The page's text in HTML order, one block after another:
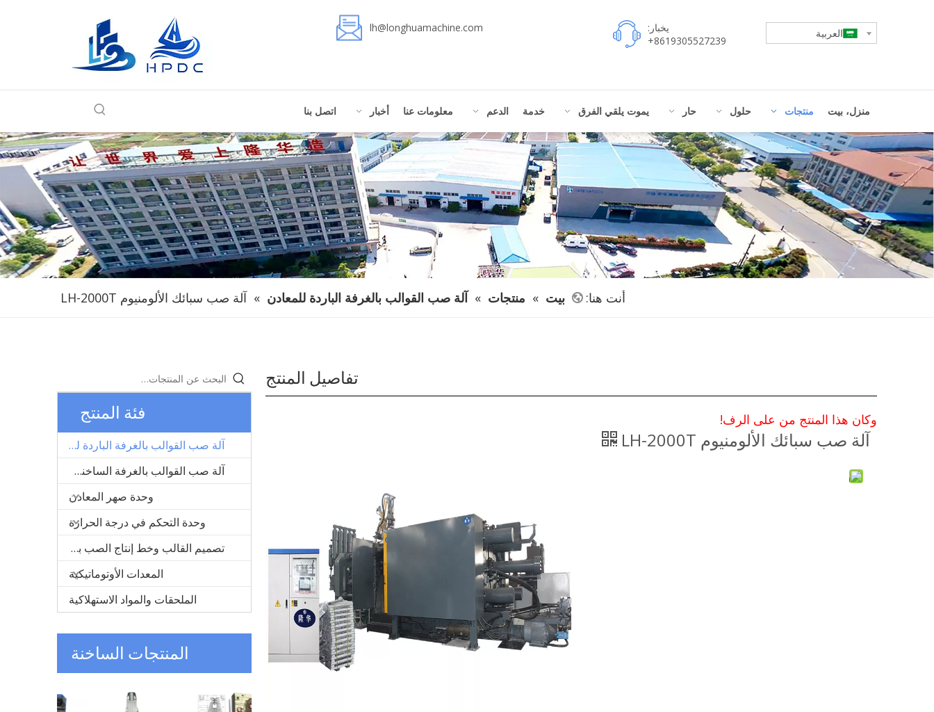
lh@longhuamachine.com
يخبار:
8619305527239+
العربية
منزل، بيت منتجات حلول حار يموت يلقي الفرق خدمة الدعم معلومات عنا أخبار اتصل بنا
أنت هنا: بيت » منتجات » آلة صب القوالب بالغرفة الباردة للمعادن » آلة صب سبائك الألومنيوم LH-2000T
فئة المنتج
آلة صب القوالب بالغرفة الباردة للمعادن
آلة صب القوالب بالغرفة الساخنة للمعادن
وحدة صهر المعادن
وحدة التحكم في درجة الحرارة
تصميم القالب وخط إنتاج الصب بالقالب
المعدات الأوتوماتيكية
الملحقات والمواد الاستهلاكية
المنتجات الساخنة
تفاصيل المنتج
وكان هذا المنتج من على الرف!
آلة صب سبائك الألومنيوم LH-2000T